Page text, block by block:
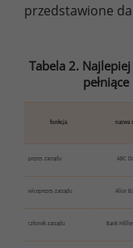
przedstawione
Tabela 2.
funkcja nazwa
prezes zarządu ABC
wiceprezes zarządu Alior
członek zarządu Bank